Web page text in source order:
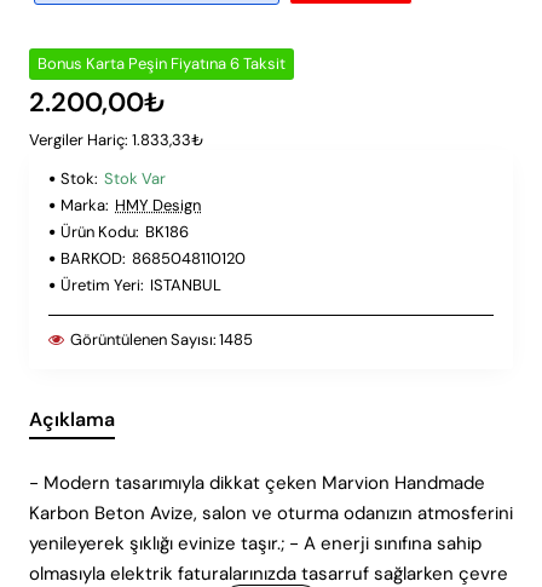
Bonus Karta Peşin Fiyatına 6 Taksit
2.200,00₺
Vergiler Hariç: 1.833,33₺
Stok: Stok Var
Marka: HMY Design
Ürün Kodu: BK186
BARKOD: 8685048110120
Üretim Yeri: ISTANBUL
Görüntülenen Sayısı:1485
Açıklama
- Modern tasarımıyla dikkat çeken Marvion Handmade
Karbon Beton Avize, salon ve oturma odanızın atmosferini
yenileyerek şıklığı evinize taşır.; - A enerji sınıfına sahip
olmasıyla elektrik faturalarınızda tasarruf sağlarken çevre